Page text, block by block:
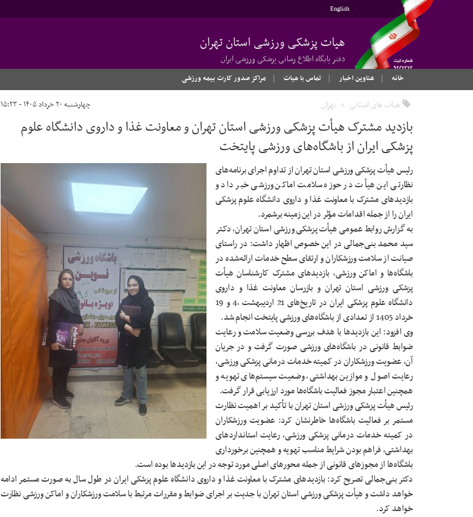
English
هیات پزشکی ورزشی استان تهران
دفتر پایگاه اطلاع رسانی پزشکی ورزشی ایران
خانه
عناوین اخبار تماس با هیات مراکز صدور کارت بیمه ورزشی
هیات های استانی تهران چهارشنبه ۲۰ خرداد ۱۴۰۵ - ۱۵:۲۳
بازدید مشترک هیأت پزشکی ورزشی استان تهران و معاونت غذا و داروی دانشگاه علوم
پزشکی ایران از باشگاه‌های ورزشی پایتخت
رئیس هیأت پزشکی ورزشی استان تهران از تداوم اجرای برنامه‌های
نظارتی این هیأت در حوزه سلامت اماکن ورزشی خبر داد و
بازدیدهای مشترک با معاونت غذا و داروی دانشگاه علوم پزشکی
ایران را از جمله اقدامات مؤثر در این زمینه برشمرد.
به گزارش روابط عمومی هیأت پزشکی ورزشی استان تهران، دکتر
سید محمد بنی‌جمالی در این خصوص اظهار داشت: در راستای
صیانت از سلامت ورزشکاران و ارتقای سطح خدمات ارائه‌شده در
باشگاه‌ها و اماکن ورزشی، بازدیدهای مشترک کارشناسان هیأت
پزشکی ورزشی استان تهران و بازرسان معاونت غذا و داروی
دانشگاه علوم پزشکی ایران در تاریخ‌های 21 اردیبهشت ،4 و 19
خرداد 1405 از تعدادی از باشگاه‌های ورزشی پایتخت انجام شد.
وی افزود: این بازدیدها با هدف بررسی وضعیت سلامت و رعایت
ضوابط قانونی در باشگاه‌های ورزشی صورت گرفت و در جریان
آن، عضویت ورزشکاران در کمیته خدمات درمانی پزشکی ورزشی،
رعایت اصول و موازین بهداشتی، وضعیت سیستم‌های تهویه و
همچنین اعتبار مجوز فعالیت باشگاه‌ها مورد ارزیابی قرار گرفت.
رئیس هیأت پزشکی ورزشی استان تهران با تأکید بر اهمیت نظارت
مستمر بر فعالیت باشگاه‌ها خاطرنشان کرد: عضویت ورزشکاران
در کمیته خدمات درمانی پزشکی ورزشی، رعایت استانداردهای
بهداشتی، فراهم بودن شرایط مناسب تهویه و همچنین برخورداری
باشگاه‌ها از مجوزهای قانونی از جمله محورهای اصلی مورد توجه در این بازدیدها بوده است.
دکتر بنی‌جمالی تصریح کرد: بازدیدهای مشترک با معاونت غذا و داروی دانشگاه علوم پزشکی ایران در طول سال به صورت مستمر ادامه
خواهد داشت و هیأت پزشکی ورزشی استان تهران با جدیت بر اجرای ضوابط و مقررات مرتبط با سلامت ورزشکاران و اماکن ورزشی نظارت
خواهد کرد.